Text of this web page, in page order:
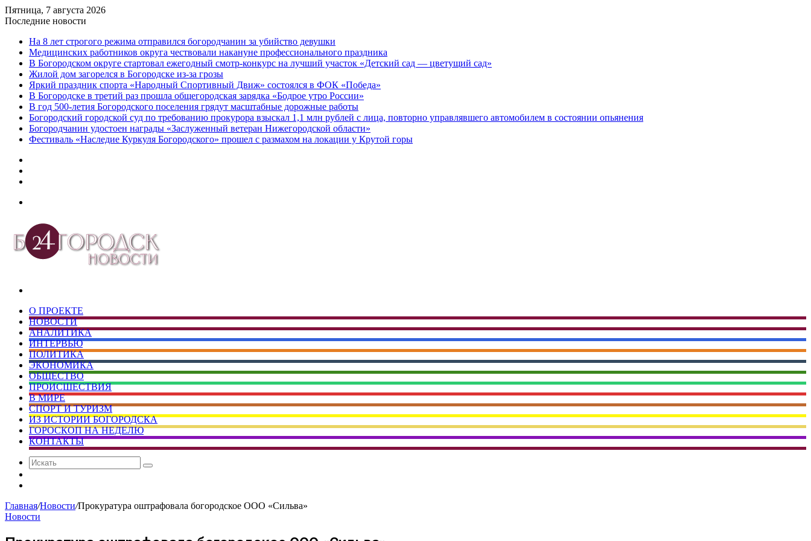
Пятница, 7 августа 2026
Последние новости
На 8 лет строгого режима отправился богородчанин за убийство девушки
Медицинских работников округа чествовали накануне профессионального праздника
В Богородском округе стартовал ежегодный смотр-конкурс на лучший участок «Детский сад — цветущий сад»
Жилой дом загорелся в Богородске из-за грозы
Яркий праздник спорта «Народный Спортивный Движ» состоялся в ФОК «Победа»
В Богородске в третий раз прошла общегородская зарядка «Бодрое утро России»
В год 500-летия Богородского поселения грядут масштабные дорожные работы
️Богородский городской суд по требованию прокурора взыскал 1,1 млн рублей с лица, повторно управлявшего автомобилем в состоянии опьянения
Богородчанин удостоен награды «Заслуженный ветеран Нижегородской области»
Фестиваль «Наследие Куркуля Богородского» прошел с размахом на локации у Крутой горы
О ПРОЕКТЕ
НОВОСТИ
АНАЛИТИКА
ИНТЕРВЬЮ
ПОЛИТИКА
ЭКОНОМИКА
ОБЩЕСТВО
ПРОИСШЕСТВИЯ
В МИРЕ
СПОРТ И ТУРИЗМ
ИЗ ИСТОРИИ БОГОРОДСКА
ГОРОСКОП НА НЕДЕЛЮ
КОНТАКТЫ
Искать
Главная/Новости/Прокуратура оштрафовала богородское ООО «Сильва»
Новости